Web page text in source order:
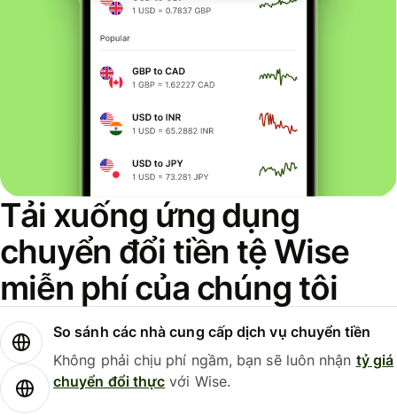
Tải xuống ứng dụng
chuyển đổi tiền tệ Wise
miễn phí của chúng tôi
So sánh các nhà cung cấp dịch vụ chuyển tiền
Không phải chịu phí ngầm, bạn sẽ luôn nhận tỷ giá
chuyển đổi thực với Wise.